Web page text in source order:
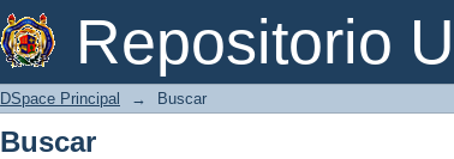
Repositorio
Buscar
DSpace Principal → Buscar
Buscar